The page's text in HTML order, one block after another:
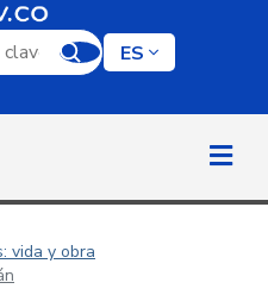
por palabra clave
ES
vida y obra